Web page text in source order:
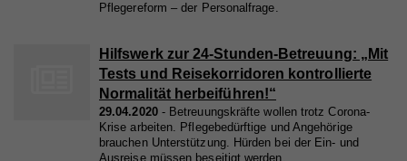
Pflegereform – der Personalfrage.
Hilfswerk zur 24-Stunden-Betreuung: „Mit
Tests und Reisekorridoren kontrollierte
Normalität herbeiführen!“
29.04.2020
Betreuungskräfte wollen trotz Corona-
Krise arbeiten. Pflegebedürftige und Angehörige
brauchen Unterstützung. Hürden bei der Ein- und
Ausreise müssen beseitigt werden.